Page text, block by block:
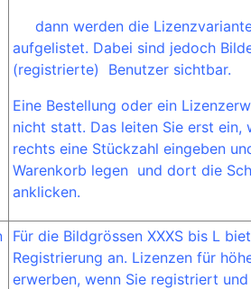
dann werden die
aufgelistet. Dabei sind jedoch
(registrierte) Benutzer sichtbar.
Eine Bestellung oder ein
nicht statt. Das leiten Sie erst ein,
rechts eine Stückzahl eingeben
Warenkorb legen und dort die
anklicken.
Für die Bildgrössen XXXS bis L
Registrierung an. Lizenzen für
erwerben, wenn Sie registriert